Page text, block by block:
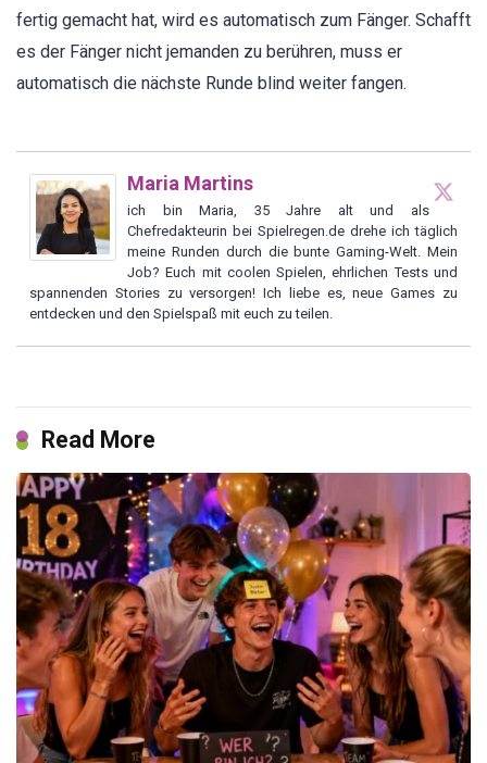
fertig gemacht hat, wird es automatisch zum Fänger. Schafft
es der Fänger nicht jemanden zu berühren, muss er
automatisch die nächste Runde blind weiter fangen.
Maria Martins
ich bin Maria, 35 Jahre alt und als
Chefredakteurin bei Spielregen.de drehe ich täglich
meine Runden durch die bunte Gaming-Welt. Mein
Job? Euch mit coolen Spielen, ehrlichen Tests und
spannenden Stories zu versorgen! Ich liebe es, neue Games zu
entdecken und den Spielspaß mit euch zu teilen.
Read More